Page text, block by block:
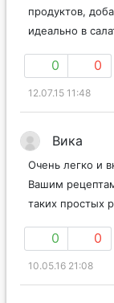
продуктов,
идеально в
0 0
12.07.15 11:48
Вика
Очень легко и
Вашим
таких простых
0 0
10.05.16 21:08